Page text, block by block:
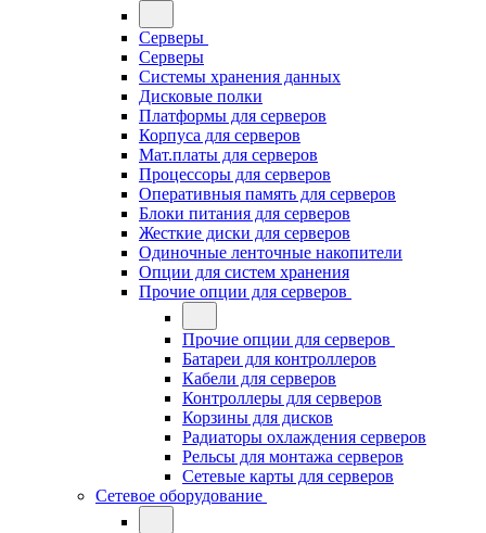
Серверы
Серверы
Системы хранения данных
Дисковые полки
Платформы для серверов
Корпуса для серверов
Мат.платы для серверов
Процессоры для серверов
Оперативныя память для серверов
Блоки питания для серверов
Жесткие диски для серверов
Одиночные ленточные накопители
Опции для систем хранения
Прочие опции для серверов
Прочие опции для серверов
Батареи для контроллеров
Кабели для серверов
Контроллеры для серверов
Корзины для дисков
Радиаторы охлаждения серверов
Рельсы для монтажа серверов
Сетевые карты для серверов
Сетевое оборудование